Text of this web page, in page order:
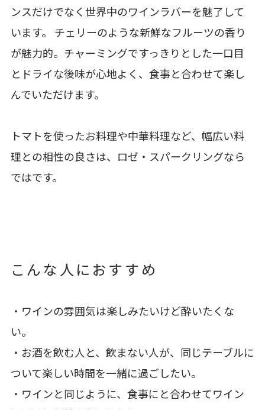
ンスだけでなく世界中のワインラバーを魅了して
います。 チェリーのような新鮮なフルーツの香り
が魅力的。チャーミングですっきりとした一口目
とドライな後味が心地よく、食事と合わせて楽し
んでいただけます。
トマトを使ったお料理や中華料理など、幅広い料
理との相性の良さは、ロゼ・スパークリングなら
ではです。
こんな人におすすめ
・ワインの雰囲気は楽しみたいけど酔いたくな
い。
・お酒を飲む人と、飲まない人が、同じテーブルに
ついて楽しい時間を一緒に過ごしたい。
・ワインと同じように、食事にと合わせてワイン